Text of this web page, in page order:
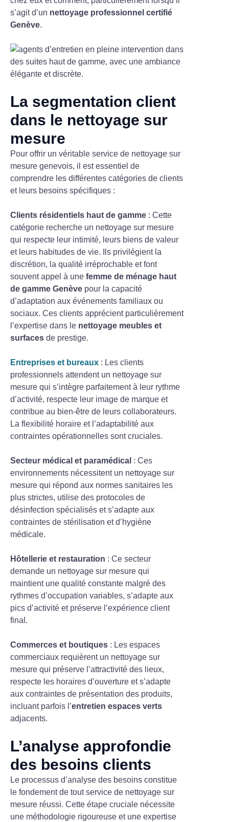
s’agit d’un nettoyage professionnel certifié
Genève.
La segmentation client
dans le nettoyage sur
mesure
Pour offrir un véritable service de nettoyage sur
mesure genevois, il est essentiel de
comprendre les différentes catégories de clients
et leurs besoins spécifiques :
Clients résidentiels haut de gamme : Cette
catégorie recherche un nettoyage sur mesure
qui respecte leur intimité, leurs biens de valeur
et leurs habitudes de vie. Ils privilégient la
discrétion, la qualité irréprochable et font
souvent appel à une femme de ménage haut
de gamme Genève pour la capacité
d’adaptation aux événements familiaux ou
sociaux. Ces clients apprécient particulièrement
l’expertise dans le nettoyage meubles et
surfaces de prestige.
Entreprises et bureaux : Les clients
professionnels attendent un nettoyage sur
mesure qui s’intègre parfaitement à leur rythme
d’activité, respecte leur image de marque et
contribue au bien-être de leurs collaborateurs.
La flexibilité horaire et l’adaptabilité aux
contraintes opérationnelles sont cruciales.
Secteur médical et paramédical : Ces
environnements nécessitent un nettoyage sur
mesure qui répond aux normes sanitaires les
plus strictes, utilise des protocoles de
désinfection spécialisés et s’adapte aux
contraintes de stérilisation et d’hygiène
médicale.
Hôtellerie et restauration : Ce secteur
demande un nettoyage sur mesure qui
maintient une qualité constante malgré des
rythmes d’occupation variables, s’adapte aux
pics d’activité et préserve l’expérience client
final.
Commerces et boutiques : Les espaces
commerciaux requièrent un nettoyage sur
mesure qui préserve l’attractivité des lieux,
respecte les horaires d’ouverture et s’adapte
aux contraintes de présentation des produits,
incluant parfois l’entretien espaces verts
adjacents.
L’analyse approfondie
des besoins clients
Le processus d’analyse des besoins constitue
le fondement de tout service de nettoyage sur
mesure réussi. Cette étape cruciale nécessite
une méthodologie rigoureuse et une expertise